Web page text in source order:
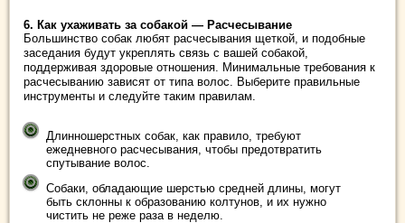
6. Как ухаживать за собакой — Расчесывание
Большинство собак любят расчесывания щеткой, и подобные
заседания будут укреплять связь с вашей собакой,
поддерживая здоровые отношения. Минимальные требования к
расчесыванию зависят от типа волос. Выберите правильные
инструменты и следуйте таким правилам.
Длинношерстных собак, как правило, требуют
ежедневного расчесывания, чтобы предотвратить
спутывание волос.
Собаки, обладающие шерстью средней длины, могут
быть склонны к образованию колтунов, и их нужно
чистить не реже раза в неделю.